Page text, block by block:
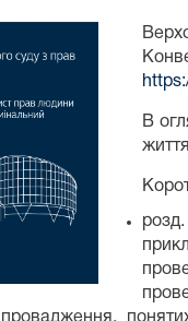
В
провадження,